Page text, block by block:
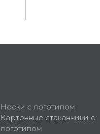
Носки с логотипом
Картонные стаканчики с
логотипом